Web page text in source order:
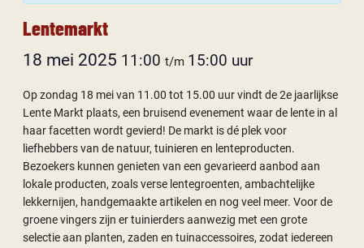
Lentemarkt
18 mei 2025 11:00 t/m 15:00
Op zondag 18 mei van 11.00 tot 15.00 uur vindt de 2e jaarlijkse
Lente Markt plaats, een bruisend evenement waar de lente in al
haar facetten wordt gevierd! De markt is dé plek voor
liefhebbers van de natuur, tuinieren en lenteproducten.
Bezoekers kunnen genieten van een gevarieerd aanbod aan
lokale producten, zoals verse lentegroenten, ambachtelijke
lekkernijen, handgemaakte artikelen en nog veel meer. Voor de
groene vingers zijn er tuinierders aanwezig met een grote
selectie aan planten, zaden en tuinaccessoires, zodat iedereen